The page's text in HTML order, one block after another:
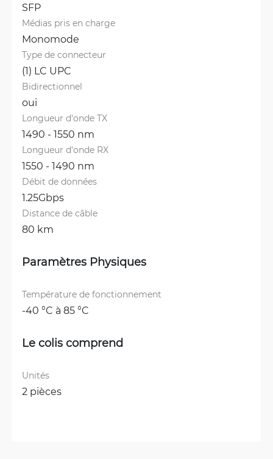
SFP
Médias pris en charge
Monomode
Type de connecteur
(1) LC UPC
Bidirectionnel
oui
Longueur d'onde TX
1490 - 1550 nm
Longueur d'onde RX
1550 - 1490 nm
Débit de données
1.25Gbps
Distance de câble
80 km
Paramètres Physiques
Température de fonctionnement
-40 °C à 85 °C
Le colis comprend
Unités
2 pièces